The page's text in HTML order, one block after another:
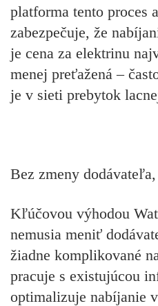
platforma tento proces
zabezpečuje, že
je cena za elektrinu
menej preťažená –
je v sieti prebytok
Bez zmeny
Kľúčovou výhodou
nemusia meniť
žiadne komplikované
pracuje s existujúcou
optimalizuje nabíjanie